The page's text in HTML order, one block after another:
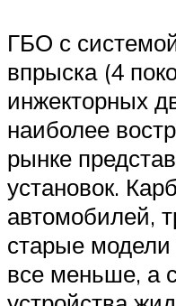
ГБО с
впрыска (4
инжекторных
наиболее
рынке
установок.
автомобилей,
старые
все меньше, а